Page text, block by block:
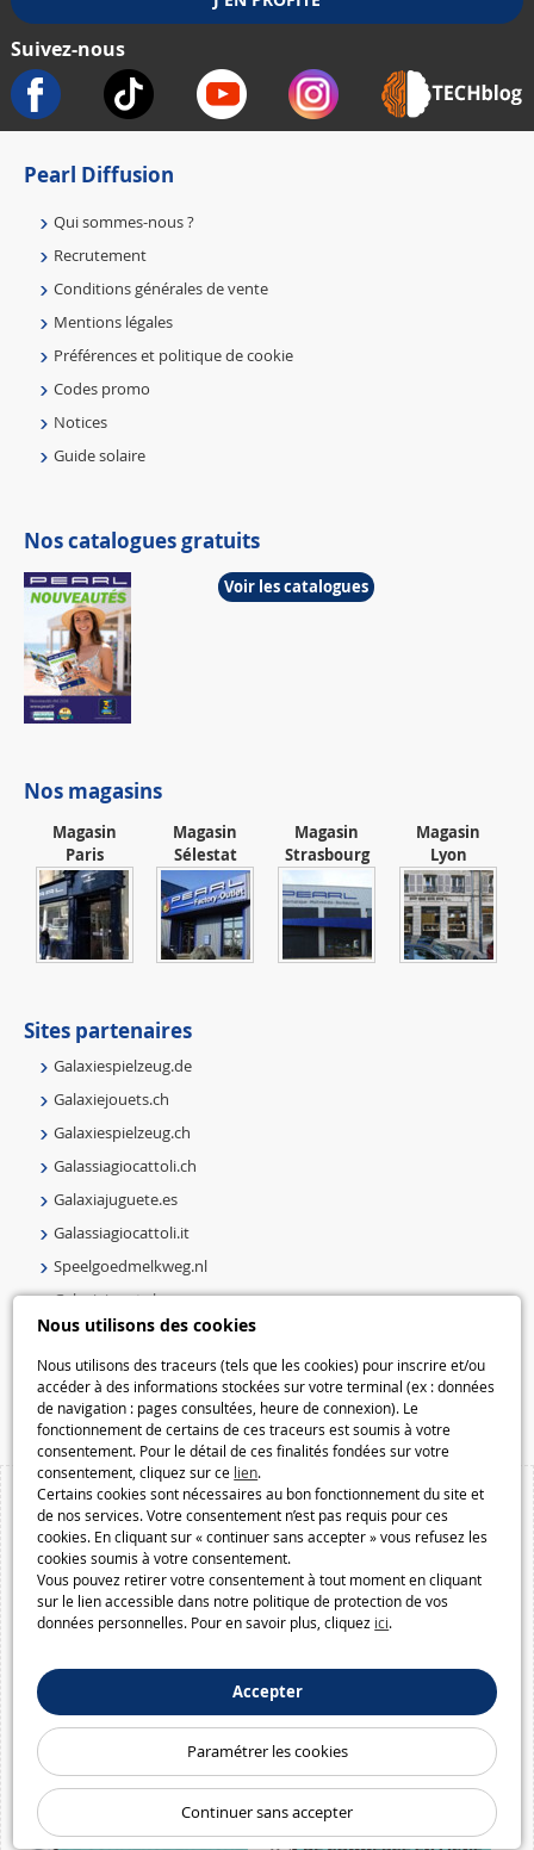
Nous utilisons des cookies
Nous utilisons des traceurs (tels que les cookies) pour inscrire et/ou
accéder à des informations stockées sur votre terminal (ex : données
de navigation : pages consultées, heure de connexion). Le
fonctionnement de certains de ces traceurs est soumis à votre
consentement. Pour le détail de ces finalités fondées sur votre
consentement, cliquez sur ce lien.
Certains cookies sont nécessaires au bon fonctionnement du site et
de nos services. Votre consentement n’est pas requis pour ces
cookies. En cliquant sur « continuer sans accepter » vous refusez les
cookies soumis à votre consentement.
Vous pouvez retirer votre consentement à tout moment en cliquant
sur le lien accessible dans notre politique de protection de vos
données personnelles. Pour en savoir plus, cliquez ici.
Accepter
Paramétrer les cookies
Continuer sans accepter
Suivez-nous
Pearl Diffusion
Qui sommes-nous ?
Recrutement
Conditions générales de vente
Mentions légales
Préférences et politique de cookie
Codes promo
Notices
Guide solaire
Nos catalogues gratuits
Voir les catalogues
Nos magasins
Magasin
Paris
Magasin
Sélestat
Magasin
Strasbourg
Magasin
Lyon
Sites partenaires
Galaxiespielzeug.de
Galaxiejouets.ch
Galaxiespielzeug.ch
Galassiagiocattoli.ch
Galaxiajuguete.es
Galassiagiocattoli.it
Speelgoedmelkweg.nl
Galaxiejouets.be
Galaxiespielzeug.be
Speelgoedmelkweg.be
Macway.com